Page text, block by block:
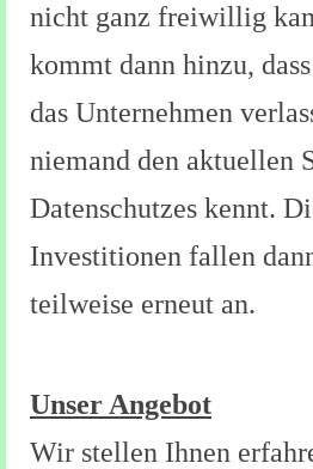
nicht ganz freiwillig
kommt dann hinzu,
das Unternehmen
niemand den aktuellen
Datenschutzes kennt.
Investitionen fallen
teilweise erneut an.
Unser Angebot
Wir stellen Ihnen